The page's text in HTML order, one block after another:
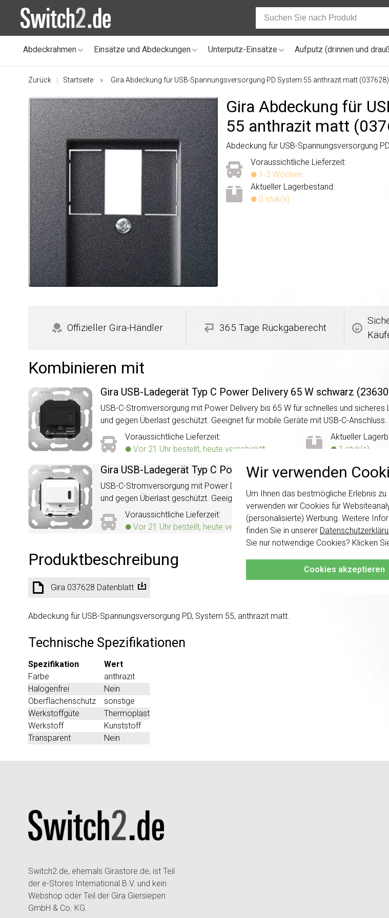
Wir verwenden
Um Ihnen das bestmögliche Erlebnis zu
verwenden wir Cookies für
(personalisierte) Werbung. Weitere
finden Sie in unserer
Sie nur notwendige Cookies? Klicken
Cookies akzeptieren
Abdeckrahmen Einsätze und Abdeckungen Unterputz-Einsätze Aufputz (drinnen und
Zurück Startseite Gira Abdeckung für USB-Spannungsversorgung PD System 55 anthrazit matt (037628)
Gira Abdeckung für
55 anthrazit matt
Abdeckung für USB-Spannungsversorgung
Voraussichtliche Lieferzeit:
1-2 Wochen
Aktueller Lagerbestand:
0 stuk(s)
Offizieller Gira-Händler 365 Tage Rückgaberecht
Kombinieren mit
Gira USB-Ladegerät Typ C Power Delivery 65 W schwarz
USB-C-Stromversorgung mit Power Delivery bis 65 W für schnelles und
und gegen Überlast geschützt. Geeignet für mobile Geräte mit USB-C-Anschluss.
Voraussichtliche Lieferzeit:
Vor 21 Uhr bestellt, heute verschickt*
Aktueller
1 stuk(s)
Gira USB-Ladegerät Typ C Power Delivery 65 W weiß (236200)
USB-C-Stromversorgung mit Power Delivery bis 65 W für schnelles und
und gegen Überlast geschützt. Geeignet für mobile Geräte mit USB-C-Anschluss.
Voraussichtliche Lieferzeit:
Vor 21 Uhr bestellt, heute verschickt*
Aktueller
1 stuk(s)
Produktbeschreibung
Gira 037628 Datenblatt
Abdeckung für USB-Spannungsversorgung PD, System 55, anthrazit matt.
Technische Spezifikationen
Spezifikation
Wert
Farbe
anthrazit
Halogenfrei
Nein
Oberflächenschutz
sonstige
Werkstoffgüte
Thermoplast
Werkstoff
Kunststoff
Transparent
Nein
Switch2.de, ehemals Girastore.de, ist Teil
der e-Stores International B.V. und kein
Webshop oder Teil der Gira Giersiepen
GmbH & Co. KG.